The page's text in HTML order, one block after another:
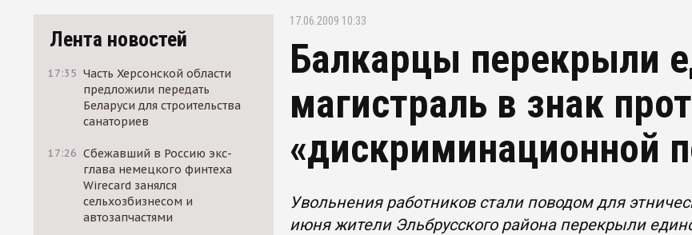
Лента новостей
17:35 Часть Херсонской области
предложили передать
Беларуси для строительства
санаториев
17:26 Сбежавший в Россию экс-
глава немецкого финтеха
Wirecard занялся
сельхозбизнесом и
автозапчастями
17.06.2009 10:33
Балкарцы перекрыли
магистраль в знак
«дискриминационной
Увольнения работников стали поводом для
июня жители Эльбрусского района перекрыли